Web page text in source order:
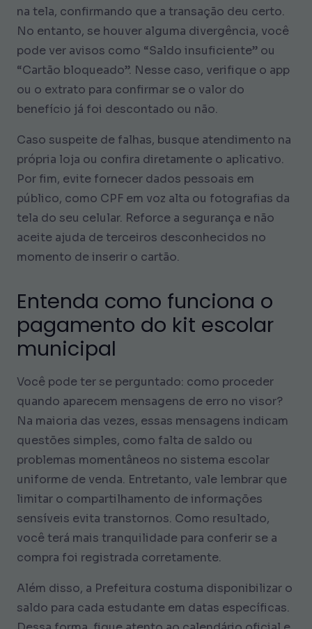
na tela, confirmando que a transação deu certo.
No entanto, se houver alguma divergência, você
pode ver avisos como “Saldo insuficiente” ou
“Cartão bloqueado”. Nesse caso, verifique o app
ou o extrato para confirmar se o valor do
benefício já foi descontado ou não.
Caso suspeite de falhas, busque atendimento na
própria loja ou confira diretamente o aplicativo.
Por fim, evite fornecer dados pessoais em
público, como CPF em voz alta ou fotografias da
tela do seu celular. Reforce a segurança e não
aceite ajuda de terceiros desconhecidos no
momento de inserir o cartão.
Entenda como funciona o
pagamento do kit escolar
municipal
Você pode ter se perguntado: como proceder
quando aparecem mensagens de erro no visor?
Na maioria das vezes, essas mensagens indicam
questões simples, como falta de saldo ou
problemas momentâneos no sistema escolar
uniforme de venda. Entretanto, vale lembrar que
limitar o compartilhamento de informações
sensíveis evita transtornos. Como resultado,
você terá mais tranquilidade para conferir se a
compra foi registrada corretamente.
Além disso, a Prefeitura costuma disponibilizar o
saldo para cada estudante em datas específicas.